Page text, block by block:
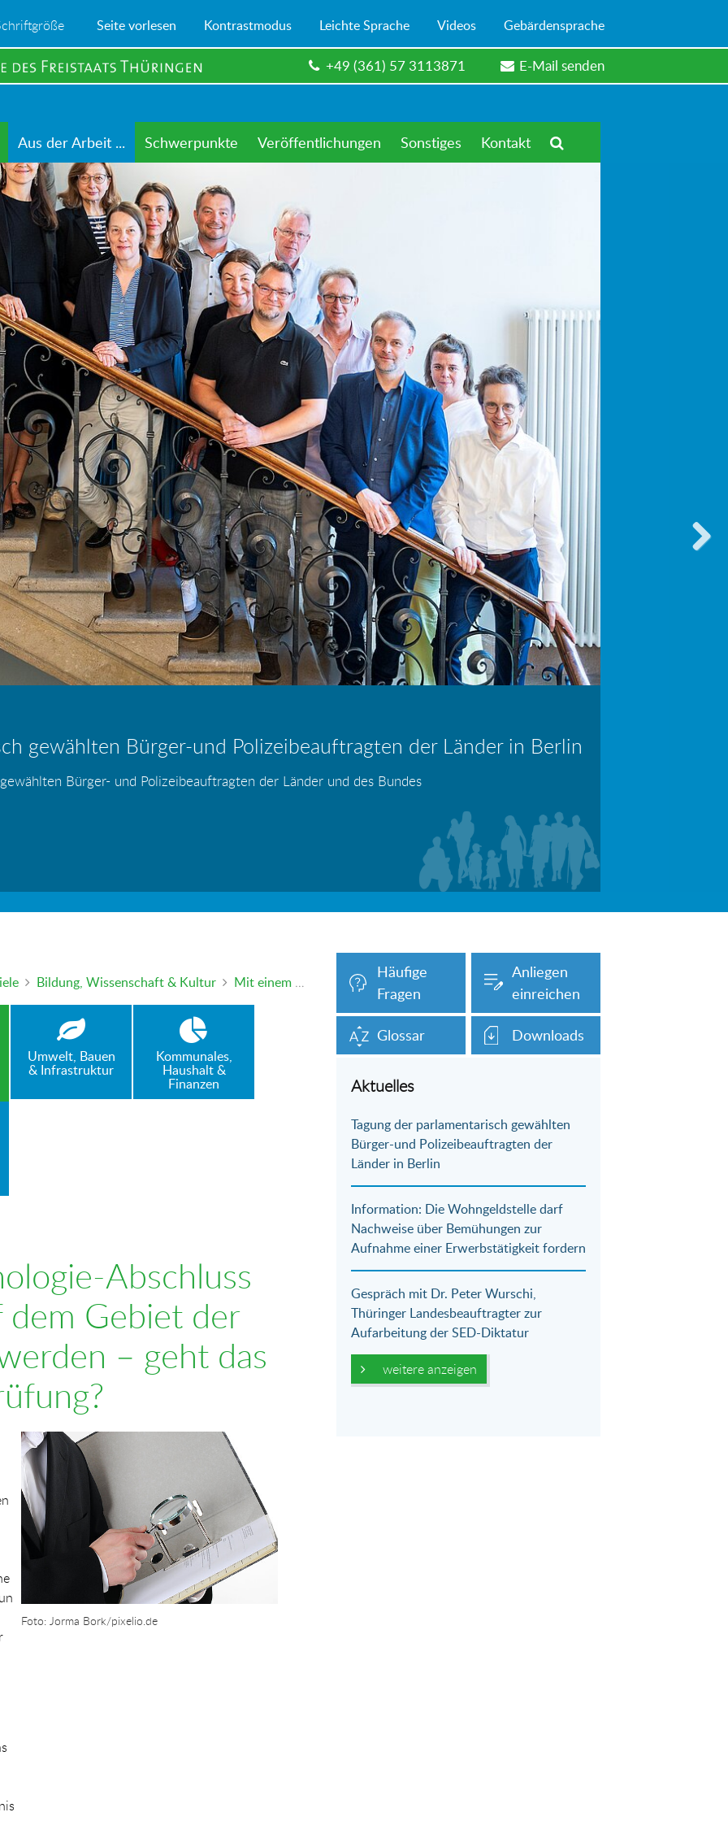
Seite vorlesen Kontrastmodus Leichte Sprache Videos Gebärdensprache
+49 (361) 57 3113871 E-Mail senden
Aus der Arbeit ... Schwerpunkte Veröffentlichungen Sonstiges Kontakt
gewählten Bürger-und Polizeibeauftragten der Länder in Berlin
Bürger- und Polizeibeauftragten der Länder und des Bundes
Information: Die Wohngeldstelle darf Nachweise über Bemühungen zur Aufnahme einer Erwerbstätigkeit fordern
– wer haftet für die Folgen?
Blei - gefährlich und inzwischen auch verboten!
mündlich an die Bürgerbeauftragte wenden. Nutzen Sie auch unser Onlineformular auf dieser
Bildung, Wissenschaft & Kultur Mit einem Psychologie-Abschluss Heilpraktiker auf dem Gebiet der Psychotherapie werden – geht das ohne Kenntnisprüfung?
Umwelt, Bauen
& Infrastruktur
Kommunales,
Haushalt &
Finanzen
Abschluss
Gebiet der
– geht das
Show larger version for:
Foto: Jorma Bork/pixelio.de
Häufige
Fragen
Anliegen
einreichen
Glossar Downloads
Aktuelles
Tagung der parlamentarisch gewählten
Bürger-und Polizeibeauftragten der
Länder in Berlin
Information: Die Wohngeldstelle darf
Nachweise über Bemühungen zur
Aufnahme einer Erwerbstätigkeit fordern
Gespräch mit Dr. Peter Wurschi,
Thüringer Landesbeauftragter zur
Aufarbeitung der SED-Diktatur
weitere anzeigen